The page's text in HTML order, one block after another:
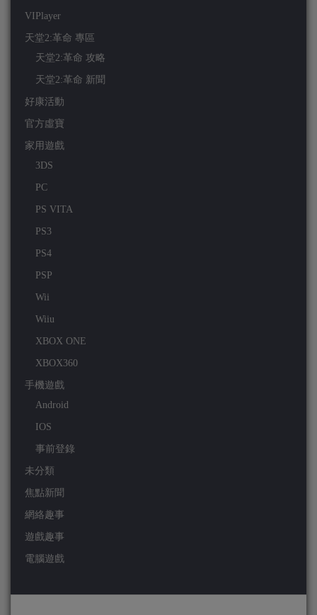
VIPlayer
天堂2:革命 專區
天堂2:革命 攻略
天堂2:革命 新聞
好康活動
官方虛寶
家用遊戲
3DS
PC
PS VITA
PS3
PS4
PSP
Wii
Wiiu
XBOX ONE
XBOX360
手機遊戲
Android
IOS
事前登錄
未分類
焦點新聞
網絡趣事
遊戲趣事
電腦遊戲